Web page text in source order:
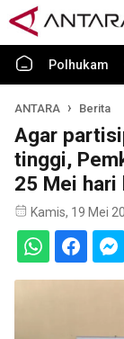
Polhukam
ANTARA Berita
Agar
tinggi,
25 Mei hari
Kamis, 19 Mei